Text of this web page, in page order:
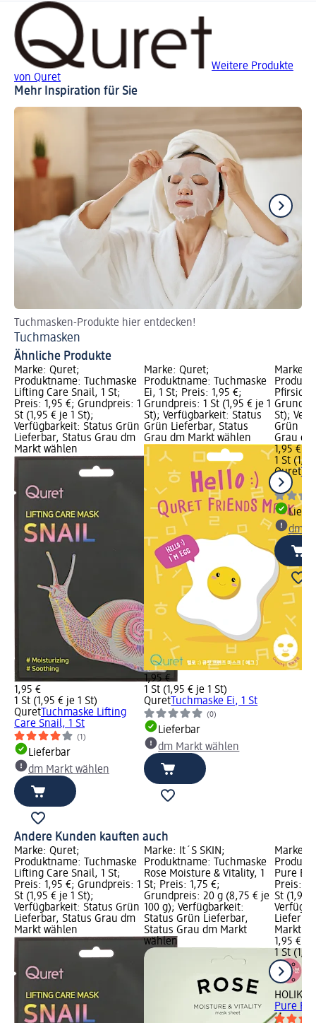
Weitere Produkte
von Quret
Mehr Inspiration für Sie
Tuchmasken-Produkte hier entdecken!
Tuchmasken
Ähnliche Produkte
Marke: Quret;
Produktname: Tuchmaske
Lifting Care Snail, 1 St;
Preis: 1,95 €; Grundpreis: 1
St (1,95 € je 1 St);
Verfügbarkeit: Status Grün
Lieferbar, Status Grau dm
Markt wählen
1,95 €
1 St (1,95 € je 1 St)
QuretTuchmaske Lifting
Care Snail, 1 St
(1)
Lieferbar
dm Markt wählen
Marke: Quret;
Produktname: Tuchmaske
Ei, 1 St; Preis: 1,95 €;
Grundpreis: 1 St (1,95 € je 1
St); Verfügbarkeit: Status
Grün Lieferbar, Status
Grau dm Markt wählen
1,95 €
1 St (1,95 € je 1 St)
QuretTuchmaske Ei, 1 St
(0)
Lieferbar
dm Markt wählen
Marke:
Pfirsich,
St);
Grün
Grau
1,95 €
1 St
Quret
St
dm
Andere Kunden kauften auch
Marke: Quret;
Produktname: Tuchmaske
Lifting Care Snail, 1 St;
Preis: 1,95 €; Grundpreis: 1
St (1,95 € je 1 St);
Verfügbarkeit: Status Grün
Lieferbar, Status Grau dm
Markt wählen
Marke: It´S SKIN;
Produktname: Tuchmaske
Rose Moisture & Vitality, 1
St; Preis: 1,75 €;
Grundpreis: 20 g (8,75 € je
100 g); Verfügbarkeit:
Status Grün Lieferbar,
Status Grau dm Markt
wählen
Marke:
Pure
Preis:
St (1,95
Markt
1,95 €
1 St
HOLIKA
Pure